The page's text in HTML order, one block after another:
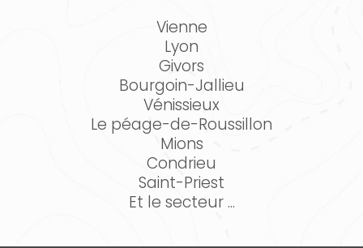
Vienne
Lyon
Givors
Bourgoin-Jallieu
Vénissieux
Le péage-de-Roussillon
Mions
Condrieu
Saint-Priest
Et le secteur ...